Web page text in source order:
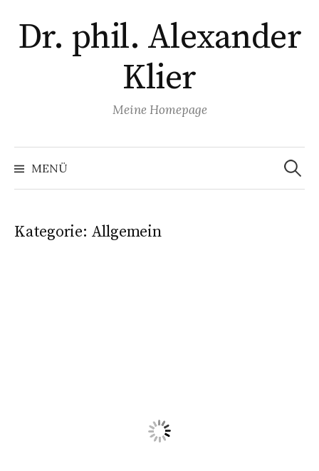
Inhalt
überspringen
Dr. phil. Alexander
Klier
Meine Homepage
MENÜ
Suchen
nach:
Kategorie: Allgemein